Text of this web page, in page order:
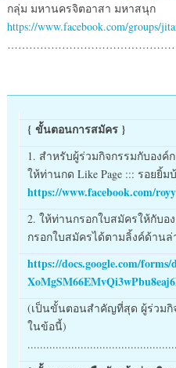
กลุ่ม มหานครจิตอาสา มหาสนุก
https://www.facebook.com/groups/
{ ขั้นตอนการสมัคร }
1. สำหรับผู้ร่วมกิจกรรมกับอง
ให้ท่านกด Like Page ::: รอยยิ้
https://www.facebook.com/
2. ให้ท่านกรอกใบสมัครให้กับอ
กรอกใบสมัครได้ตามลิ้งค์ด้านล่
https://docs.google.com/
(เป็นขั้นตอนสำคัญที่สุด ผู้ร่วมกิ
ในข้อนี้)